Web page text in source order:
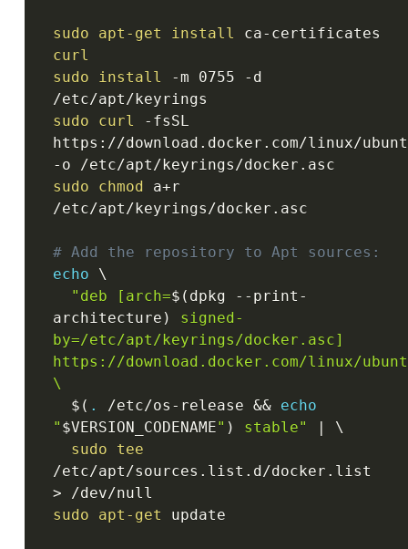
sudo apt-get install
curl
sudo
install -m 0755 -d
sudo
curl -fsSL
https://download.docker.com/linux/
sudo
chmod
a+r
/etc/apt/keyrings/docker.asc
# Add the repository to Apt sources:
echo \
"deb [arch=$( dpkg --print-
architecture )
signed-
by=/etc/apt/keyrings/docker.asc]
https://download.docker.com/linux/
\
$( . /etc/os-release && echo
" $VERSION_CODENAME" ) stable"
\
sudo
tee
>
sudo
apt-get update